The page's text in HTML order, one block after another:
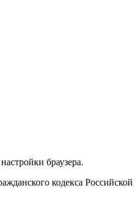
браузера.
кодекса Российской